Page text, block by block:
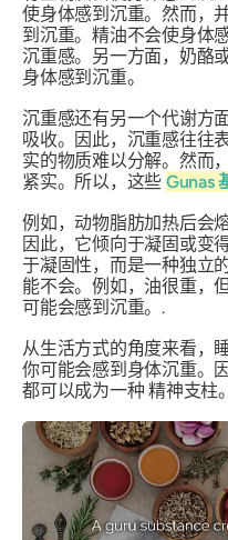
使身体感到沉重。然而，
到沉重。精油不会使身体
沉重感。另一方面，奶酪
身体感到沉重。
沉重感还有另一个代谢方
吸收。因此，沉重感往往
实的物质难以分解。然而
紧实。所以，这些 Gunas
例如，动物脂肪加热后会
因此，它倾向于凝固或变
于凝固性，而是一种独立
能不会。例如，油很重，
可能会感到沉重。.
从生活方式的角度来看，
你可能会感到身体沉重。
都可以成为一种精神支柱。